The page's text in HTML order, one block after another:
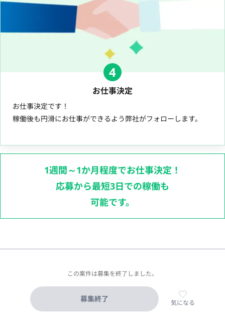
4
お仕事決定
お仕事決定です！
稼働後も円滑にお仕事ができるよう弊社がフォローします。
1週間～1か月程度でお仕事決定！
応募から最短3日での稼働も
可能です。
この案件は募集を終了しました。
募集終了 気になる